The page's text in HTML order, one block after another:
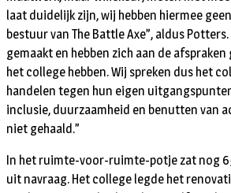
laat duidelijk zijn, wij hebben hiermee
bestuur van The Battle Axe”, aldus
gemaakt en hebben zich aan de
het college hebben. Wij spreken dus het
handelen tegen hun eigen
inclusie, duurzaamheid en benutten van
niet gehaald.”
In het ruimte-voor-ruimte-potje zat nog
uit navraag. Het college legde het